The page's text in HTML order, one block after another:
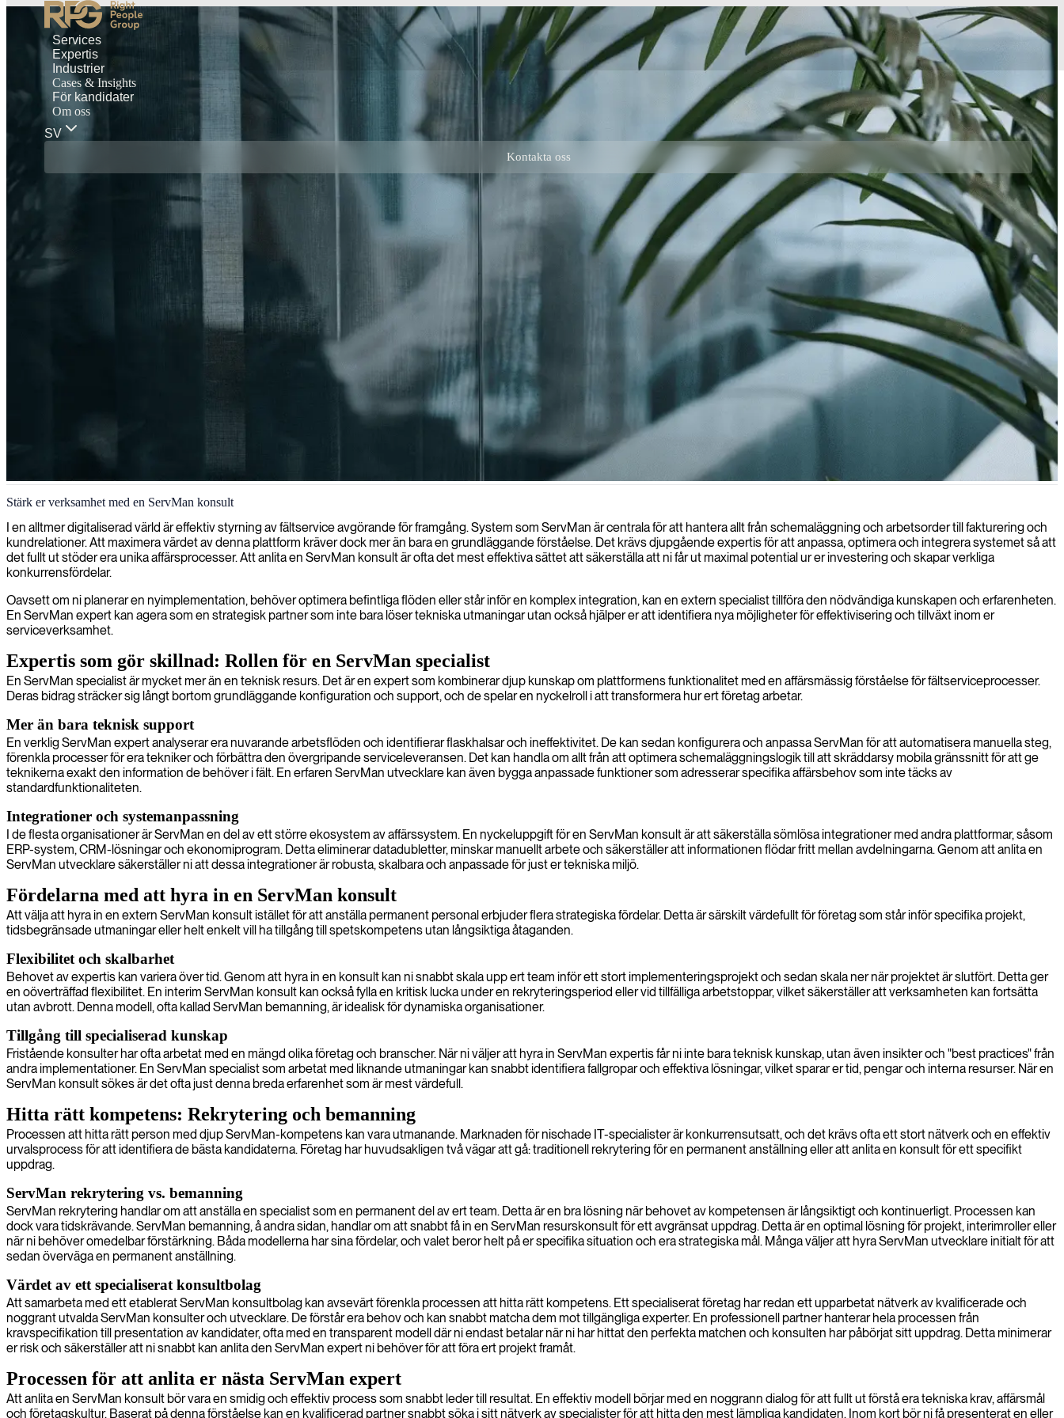
Services
Expertis
Industrier
Cases & Insights
För kandidater
Om oss
SV
Kontakta oss
Tjänstehantering
Vi optimerar dina serviceverksamheter genom expertledning som driver effektivitet, värde och kundnöjdhet.
Stärk er verksamhet med en ServMan konsult
I en alltmer digitaliserad värld är effektiv styrning av fältservice avgörande för framgång. System som ServMan är centrala för att hantera allt från schemaläggning och arbetsorder till fakturering och
kundrelationer. Att maximera värdet av denna plattform kräver dock mer än bara en grundläggande förståelse. Det krävs djupgående expertis för att anpassa, optimera och integrera systemet så att
det fullt ut stöder era unika affärsprocesser. Att anlita en ServMan konsult är ofta det mest effektiva sättet att säkerställa att ni får ut maximal potential ur er investering och skapar verkliga
konkurrensfördelar.
Oavsett om ni planerar en nyimplementation, behöver optimera befintliga flöden eller står inför en komplex integration, kan en extern specialist tillföra den nödvändiga kunskapen och erfarenheten.
En ServMan expert kan agera som en strategisk partner som inte bara löser tekniska utmaningar utan också hjälper er att identifiera nya möjligheter för effektivisering och tillväxt inom er
serviceverksamhet.
Expertis som gör skillnad: Rollen för en ServMan specialist
En ServMan specialist är mycket mer än en teknisk resurs. Det är en expert som kombinerar djup kunskap om plattformens funktionalitet med en affärsmässig förståelse för fältserviceprocesser.
Deras bidrag sträcker sig långt bortom grundläggande konfiguration och support, och de spelar en nyckelroll i att transformera hur ert företag arbetar.
Mer än bara teknisk support
En verklig ServMan expert analyserar era nuvarande arbetsflöden och identifierar flaskhalsar och ineffektivitet. De kan sedan konfigurera och anpassa ServMan för att automatisera manuella steg,
förenkla processer för era tekniker och förbättra den övergripande serviceleveransen. Det kan handla om allt från att optimera schemaläggningslogik till att skräddarsy mobila gränssnitt för att ge
teknikerna exakt den information de behöver i fält. En erfaren ServMan utvecklare kan även bygga anpassade funktioner som adresserar specifika affärsbehov som inte täcks av
standardfunktionaliteten.
Integrationer och systemanpassning
I de flesta organisationer är ServMan en del av ett större ekosystem av affärssystem. En nyckeluppgift för en ServMan konsult är att säkerställa sömlösa integrationer med andra plattformar, såsom
ERP-system, CRM-lösningar och ekonomiprogram. Detta eliminerar datadubletter, minskar manuellt arbete och säkerställer att informationen flödar fritt mellan avdelningarna. Genom att anlita en
ServMan utvecklare säkerställer ni att dessa integrationer är robusta, skalbara och anpassade för just er tekniska miljö.
Fördelarna med att hyra in en ServMan konsult
Att välja att hyra in en extern ServMan konsult istället för att anställa permanent personal erbjuder flera strategiska fördelar. Detta är särskilt värdefullt för företag som står inför specifika projekt,
tidsbegränsade utmaningar eller helt enkelt vill ha tillgång till spetskompetens utan långsiktiga åtaganden.
Flexibilitet och skalbarhet
Behovet av expertis kan variera över tid. Genom att hyra in en konsult kan ni snabbt skala upp ert team inför ett stort implementeringsprojekt och sedan skala ner när projektet är slutfört. Detta ger
en oöverträffad flexibilitet. En interim ServMan konsult kan också fylla en kritisk lucka under en rekryteringsperiod eller vid tillfälliga arbetstoppar, vilket säkerställer att verksamheten kan fortsätta
utan avbrott. Denna modell, ofta kallad ServMan bemanning, är idealisk för dynamiska organisationer.
Tillgång till specialiserad kunskap
Fristående konsulter har ofta arbetat med en mängd olika företag och branscher. När ni väljer att hyra in ServMan expertis får ni inte bara teknisk kunskap, utan även insikter och "best practices" från
andra implementationer. En ServMan specialist som arbetat med liknande utmaningar kan snabbt identifiera fallgropar och effektiva lösningar, vilket sparar er tid, pengar och interna resurser. När en
ServMan konsult sökes är det ofta just denna breda erfarenhet som är mest värdefull.
Hitta rätt kompetens: Rekrytering och bemanning
Processen att hitta rätt person med djup ServMan-kompetens kan vara utmanande. Marknaden för nischade IT-specialister är konkurrensutsatt, och det krävs ofta ett stort nätverk och en effektiv
urvalsprocess för att identifiera de bästa kandidaterna. Företag har huvudsakligen två vägar att gå: traditionell rekrytering för en permanent anställning eller att anlita en konsult för ett specifikt
uppdrag.
ServMan rekrytering vs. bemanning
ServMan rekrytering handlar om att anställa en specialist som en permanent del av ert team. Detta är en bra lösning när behovet av kompetensen är långsiktigt och kontinuerligt. Processen kan
dock vara tidskrävande. ServMan bemanning, å andra sidan, handlar om att snabbt få in en ServMan resurskonsult för ett avgränsat uppdrag. Detta är en optimal lösning för projekt, interimroller eller
när ni behöver omedelbar förstärkning. Båda modellerna har sina fördelar, och valet beror helt på er specifika situation och era strategiska mål. Många väljer att hyra ServMan utvecklare initialt för att
sedan överväga en permanent anställning.
Värdet av ett specialiserat konsultbolag
Att samarbeta med ett etablerat ServMan konsultbolag kan avsevärt förenkla processen att hitta rätt kompetens. Ett specialiserat företag har redan ett upparbetat nätverk av kvalificerade och
noggrant utvalda ServMan konsulter och utvecklare. De förstår era behov och kan snabbt matcha dem mot tillgängliga experter. En professionell partner hanterar hela processen från
kravspecifikation till presentation av kandidater, ofta med en transparent modell där ni endast betalar när ni har hittat den perfekta matchen och konsulten har påbörjat sitt uppdrag. Detta minimerar
er risk och säkerställer att ni snabbt kan anlita den ServMan expert ni behöver för att föra ert projekt framåt.
Processen för att anlita er nästa ServMan expert
Att anlita en ServMan konsult bör vara en smidig och effektiv process som snabbt leder till resultat. En effektiv modell börjar med en noggrann dialog för att fullt ut förstå era tekniska krav, affärsmål
och företagskultur. Baserat på denna förståelse kan en kvalificerad partner snabbt söka i sitt nätverk av specialister för att hitta den mest lämpliga kandidaten. Inom kort bör ni få presenterat en eller